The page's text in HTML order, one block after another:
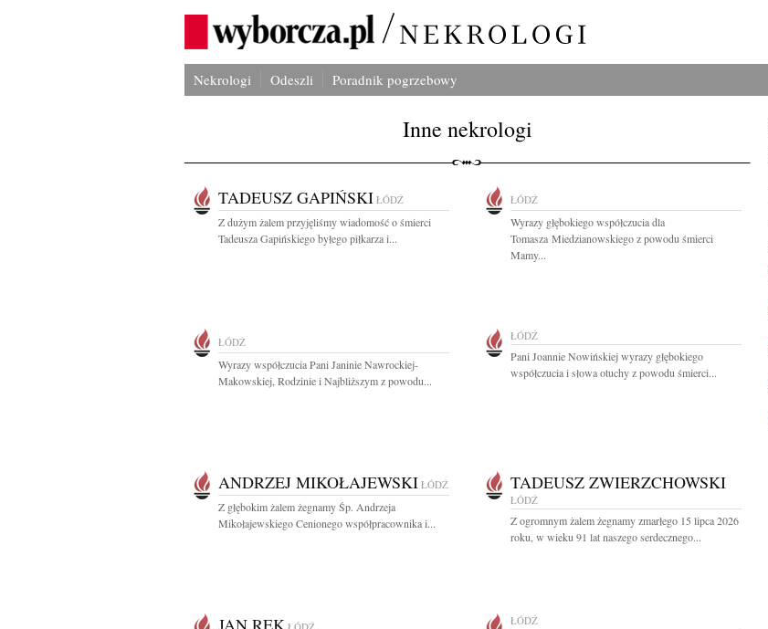
Nekrologi Odeszli Poradnik pogrzebowy
Inne nekrologi
TADEUSZ GAPIŃSKI ŁÓDŹ
Z dużym żalem przyjęliśmy wiadomość o śmierci
Tadeusza Gapińskiego byłego piłkarza i...
ŁÓDŹ
Wyrazy głębokiego współczucia dla
Tomasza Miedzianowskiego z powodu śmierci
Mamy...
ŁÓDŹ
Wyrazy współczucia Pani Janinie Nawrockiej-
Makowskiej, Rodzinie i Najbliższym z powodu...
ŁÓDŹ
Pani Joannie Nowińskiej wyrazy głębokiego
współczucia i słowa otuchy z powodu śmierci...
ANDRZEJ MIKOŁAJEWSKI ŁÓDŹ
Z głębokim żalem żegnamy Śp. Andrzeja
Mikołajewskiego Cenionego współpracownika i...
TADEUSZ ZWIERZCHOWSKI
ŁÓDŹ
Z ogromnym żalem żegnamy zmarłego 15 lipca 2026
roku, w wieku 91 lat naszego serdecznego...
JAN REK ŁÓDŹ